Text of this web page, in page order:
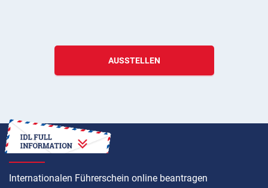
AUSSTELLEN
ANLEITUNG
Internationalen Führerschein online beantragen